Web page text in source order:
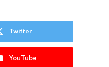
Twitter
YouTube